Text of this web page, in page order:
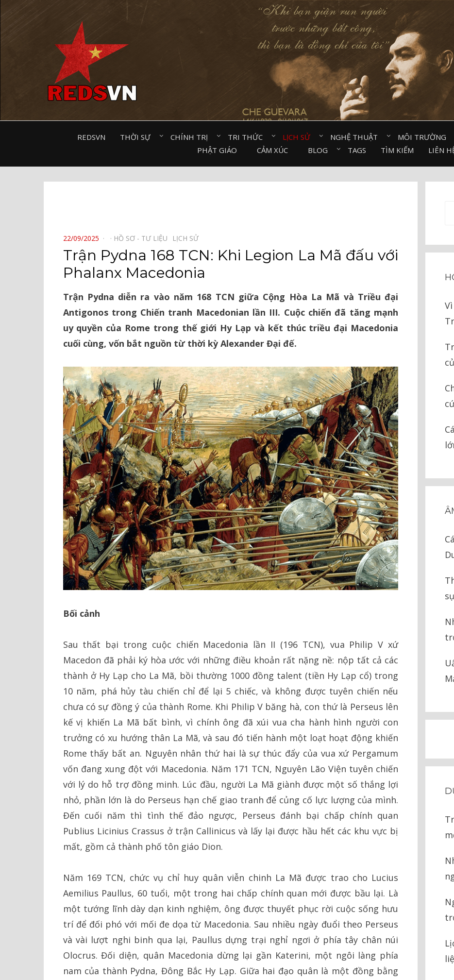
REDSVN THỜI SỰ⠀ CHÍNH TRỊ⠀ TRI THỨC⠀ LỊCH SỬ⠀ NGHỆ THUẬT⠀ MÔI TRƯỜNG⠀
PHẬT GIÁO⠀
CẢM XÚC⠀ BLOG⠀ TAGS TÌM KIẾM LIÊN
POSTED
ON
22/09/2025 HỒ SƠ - TƯ LIỆU⠀ LỊCH SỬ⠀
Trận Pydna 168 TCN: Khi Legion La Mã đấu với
Phalanx Macedonia
Trận Pydna diễn ra vào năm 168 TCN giữa Cộng Hòa La Mã và Triều đại
Antigonos trong Chiến tranh Macedonian lần III. Cuộc chiến đã tăng mạnh
uy quyền của Rome trong thế giới Hy Lạp và kết thúc triều đại Macedonia
cuối cùng, vốn bắt nguồn từ thời kỳ Alexander Đại đế.
Bối cảnh
Sau thất bại trong cuộc chiến Macedonia lần II (196 TCN), vua Philip V xứ
Macedon đã phải ký hòa ước với những điều khoản rất nặng nề: nộp tất cả các
thành ở Hy Lạp cho La Mã, bồi thường 1000 đồng talent (tiền Hy Lạp cổ) trong
10 năm, phá hủy tàu chiến chỉ để lại 5 chiếc, và không được tuyên chiến nếu
chưa có sự đồng ý của thành Rome. Khi Philip V băng hà, con thứ là Perseus lên
kế vị khiến La Mã bất bình, vì chính ông đã xúi vua cha hành hình người con
trưởng có xu hướng thân La Mã, và sau đó tiến hành một loạt hoạt động khiến
Rome thấy bất an. Nguyên nhân thứ hai là sự thúc đẩy của vua xứ Pergamum
vốn đang xung đột với Macedonia. Năm 171 TCN, Nguyên Lão Viện tuyên chiến
với lý do hỗ trợ đồng minh. Lúc đầu, người La Mã giành được một số thắng lợi
nhỏ, phần lớn là do Perseus hạn chế giao tranh để củng cố lực lượng của mình.
Đến cuối năm thì tình thế đảo ngược, Perseus đánh bại chấp chính quan
Publius Licinius Crassus ở trận Callinicus và lấy lại được hầu hết các khu vực bị
mất, gồm cả thành phố tôn giáo Dion.
Năm 169 TCN, chức vụ chỉ huy quân viễn chinh La Mã được trao cho Lucius
Aemilius Paullus, 60 tuổi, một trong hai chấp chính quan mới được bầu lại. Là
một tướng lĩnh dày dạn kinh nghiệm, ông được thuyết phục rời cuộc sống hưu
trí để đối phó với mối đe dọa từ Macedonia. Sau nhiều ngày đuổi theo Perseus
và vài lượt nghi binh qua lại, Paullus dựng trại nghỉ ngơi ở phía tây chân núi
Olocrus. Đối diện, quân Macedonia dừng lại gần Katerini, một ngôi làng phía
nam của thành Pydna, Đông Bắc Hy Lạp. Giữa hai đạo quân là một đồng bằng